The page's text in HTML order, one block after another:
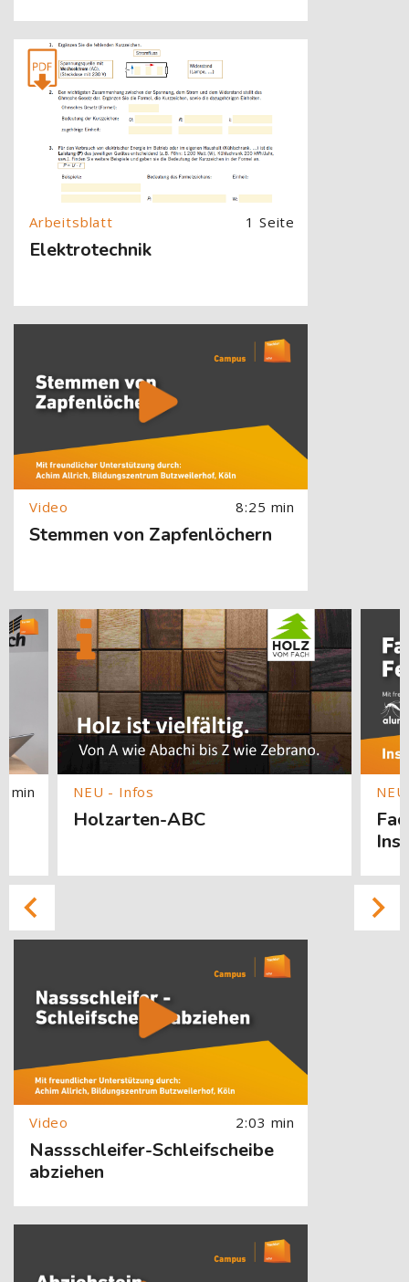
[Cocoon] About (Text with Image) überspringen
1 Seite
Elektrotechnik
[Cocoon] About (Text with Image) überspringen
8:25 min
Stemmen von Zapfenlöchern
[Cocoon] Custom HTML überspringen
min
[Cocoon] About (Text with Image) überspringen
Holzarten-ABC
[Cocoon] About (Text with Image) überspringen
2:03 min
Nassschleifer-Schleifscheibe
abziehen
[Cocoon] About (Text with Image) überspringen